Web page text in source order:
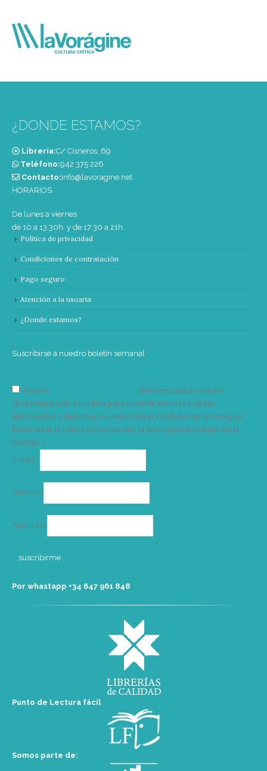
¿DONDE ESTAMOS?
Librería:C/ Cisneros, 69
Teléfono:‭942 375 226‬
Contacto:info@lavoragine.net
HORARIOS
De lunes a viernes
de 10 a 13:30h. y de 17:30 a 21h.
Política de privacidad
Condiciones de contratación
Pago seguro
Atención a la usuaria
¿Donde estamos?
Suscribirse a nuestro boletín semanal
Acepto
Su dirección de correo
electrónico solo se utiliza para enviarle nuestro boletín
informativo e información sobre las actividades de la Vorágine.
Puede usar el enlace para cancelar la suscripción incluido en el
boletín. >
E-mail*
Nombre
Apellidos
Por whastapp +34 ‭647 961 848‬
Punto de Lectura fácil
Somos parte de: